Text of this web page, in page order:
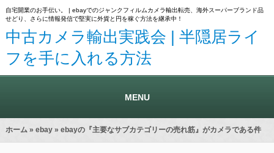
自宅開業のお手伝い。 | ebayでのジャンクフィルムカメラ輸出転売、海外スーパーブランド品
せどり、さらに情報発信で堅実に外貨と円を稼ぐ方法を継承中！
中古カメラ輸出実践会 | 半隠居ライ
フを手に入れる方法
MENU
ホーム» ebay» ebayの『主要なサブカテゴリーの売れ筋』がカメラである件